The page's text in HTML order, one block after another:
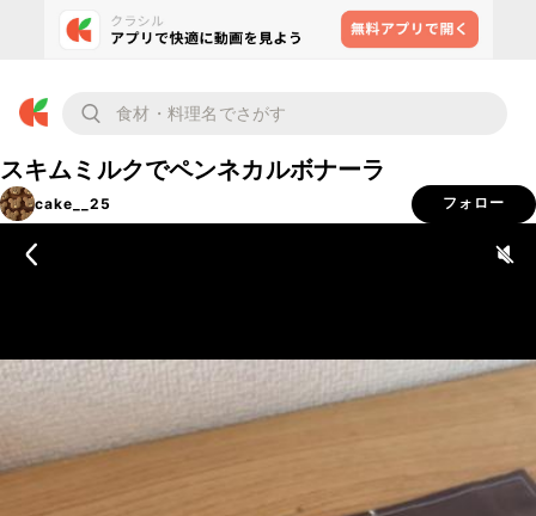
スキムミルクでペンネカルボナーラ
cake__25 フォロー